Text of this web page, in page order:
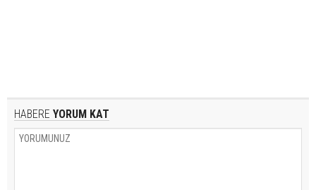
HABERE YORUM KAT